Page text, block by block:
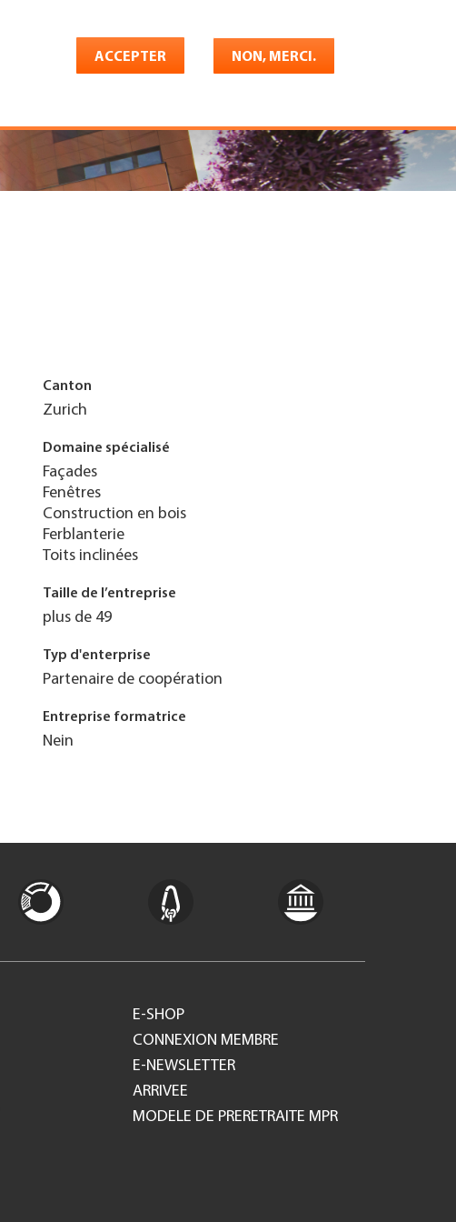
ACCEPTER NON, MERCI.
Shop Konto Français
Canton
Zurich
Domaine spécialisé
Façades
Fenêtres
Construction en bois
Ferblanterie
Toits inclinées
Taille de l’entreprise
plus de 49
Typ d'enterprise
Partenaire de coopération
Entreprise formatrice
Nein
E-SHOP
CONNEXION MEMBRE
E-NEWSLETTER
ARRIVEE
MODELE DE PRERETRAITE MPR